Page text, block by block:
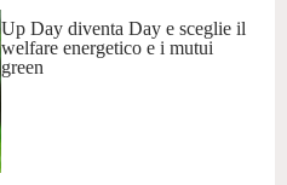
Up Day diventa Day e sceglie il
welfare energetico e i mutui
green